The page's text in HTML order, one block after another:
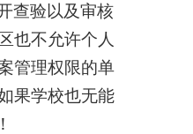
查验以及审核
也不允许个人
管理权限的单
果学校也无能